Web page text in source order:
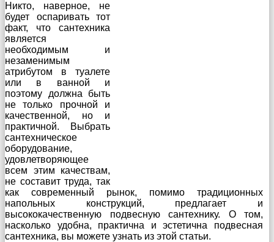
Никто, наверное, не
будет оспаривать тот
факт, что сантехника
является
необходимым и
незаменимым
атрибутом в туалете
или в ванной и
поэтому должна быть
не только прочной и
качественной, но и
практичной. Выбрать
сантехническое
оборудование,
удовлетворяющее
всем этим качествам,
не составит труда, так
как современный рынок, помимо традиционных
напольных конструкций, предлагает и
высококачественную подвесную сантехнику. О том,
насколько удобна, практична и эстетична подвесная
сантехника, вы можете узнать из этой статьи.